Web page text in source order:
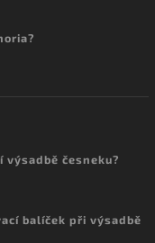
česneku?
balíček při výsadbě